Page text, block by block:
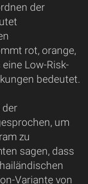
der
rot, orange,
Low-Risk-
bedeutet.
der
um
zu
sagen, dass
Variante von